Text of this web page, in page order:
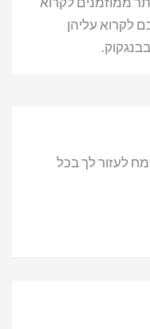
לקרוא עליהן
לעזור לך בכל